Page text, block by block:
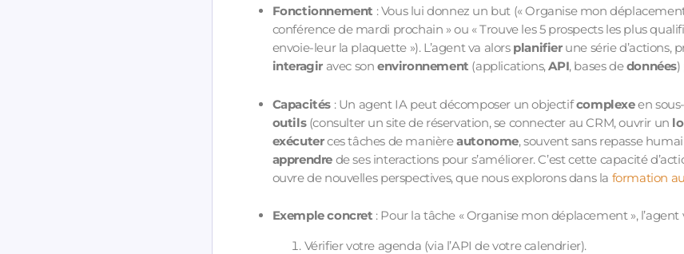
Fonctionnement : Vous lui donnez un but (« Organise mon
conférence de mardi prochain » ou « Trouve les 5 prospects les plus
envoie-leur la plaquette »). L’agent va alors planifierune série d’actions,
interagiravec son environnement (applications,API, bases dedonnées)
Capacités: Un agent IA peut décomposer un objectifcomplexeen
outils(consulter un site de réservation, se connecter au CRM, ouvrir un
exécuterces tâches de manièreautonome, souvent sans repasse
apprendrede ses interactions pour s’améliorer. C’est cette capacité
ouvre de nouvelles perspectives, que nous explorons dans la formation
Exemple concret : Pour la tâche « Organise mon déplacement », l’agent
Vérifier votre agenda (via l’API de votre calendrier).